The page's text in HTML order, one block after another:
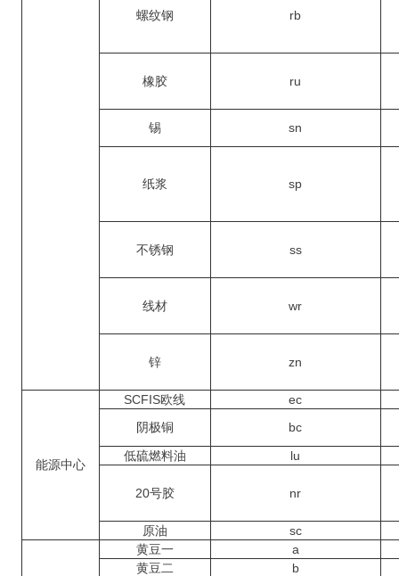
螺纹钢 rb
橡胶 ru
锡 sn
纸浆 sp
不锈钢 ss
线材 wr
锌 zn
能源中心
SCFIS欧线
ec
阴极铜
bc
低硫燃料油
lu
20号胶 nr
原油 sc
黄豆一
a
黄豆二
b